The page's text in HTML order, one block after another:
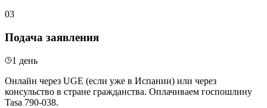
03
Подача заявления
1 день
Онлайн через UGE (если уже в Испании) или через
консульство в стране гражданства. Оплачиваем госпошлину
Tasa 790-038.